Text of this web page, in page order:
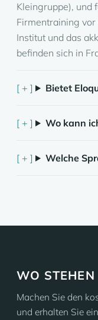
Kleingruppe), und
Firmentraining
Institut und das
befinden sich in
Bietet
Wo kann
Welche
WO STEHEN
Machen Sie den
und erhalten Sie